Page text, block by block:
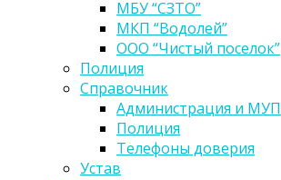
МБУ “СЗТО”
МКП “Водолей”
ООО “Чистый поселок”
Полиция
Справочник
Администрация и МУП
Полиция
Телефоны доверия
Устав